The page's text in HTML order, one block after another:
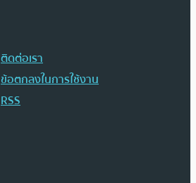
ติดต่อเรา
ข้อตกลงในการใช้งาน
RSS